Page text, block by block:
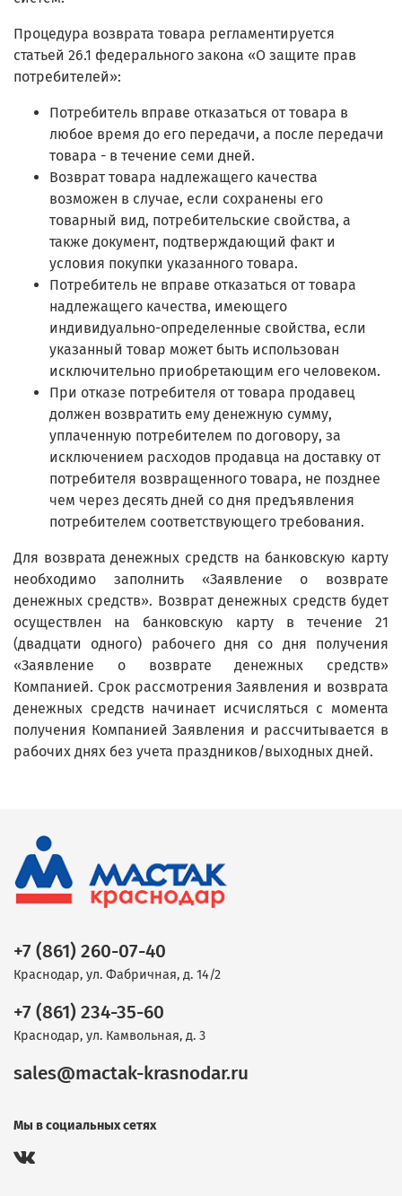
Процедура возврата товара регламентируется
статьей 26.1 федерального закона «О защите прав
потребителей»:
Потребитель вправе отказаться от товара в
любое время до его передачи, а после передачи
товара - в течение семи дней.
Возврат товара надлежащего качества
возможен в случае, если сохранены его
товарный вид, потребительские свойства, а
также документ, подтверждающий факт и
условия покупки указанного товара.
Потребитель не вправе отказаться от товара
надлежащего качества, имеющего
индивидуально-определенные свойства, если
указанный товар может быть использован
исключительно приобретающим его человеком.
При отказе потребителя от товара продавец
должен возвратить ему денежную сумму,
уплаченную потребителем по договору, за
исключением расходов продавца на доставку от
потребителя возвращенного товара, не позднее
чем через десять дней со дня предъявления
потребителем соответствующего требования.
Для возврата денежных средств на банковскую карту
необходимо заполнить «Заявление о возврате
денежных средств». Возврат денежных средств будет
осуществлен на банковскую карту в течение 21
(двадцати одного) рабочего дня со дня получения
«Заявление о возврате денежных средств»
Компанией. Срок рассмотрения Заявления и возврата
денежных средств начинает исчисляться с момента
получения Компанией Заявления и рассчитывается в
рабочих днях без учета праздников/выходных дней.
+7 (861) 260-07-40
Краснодар, ул. Фабричная, д. 14/2
+7 (861) 234-35-60
Краснодар, ул. Камвольная, д. 3
sales@mactak-krasnodar.ru
Мы в социальных сетях